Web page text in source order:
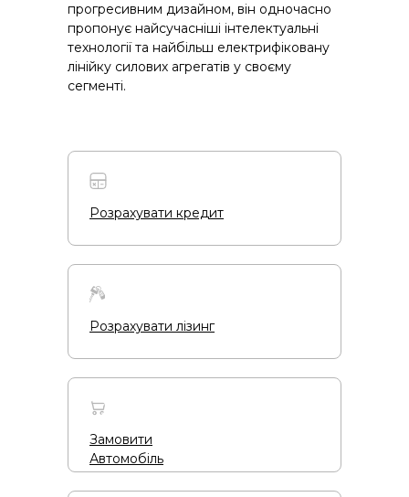
прогресивним дизайном, він одночасно
пропонує найсучасніші інтелектуальні
технології та найбільш електрифіковану
лінійку силових агрегатів у своєму
сегменті.
Розрахувати кредит
Розрахувати лізинг
Замовити
Автомобіль